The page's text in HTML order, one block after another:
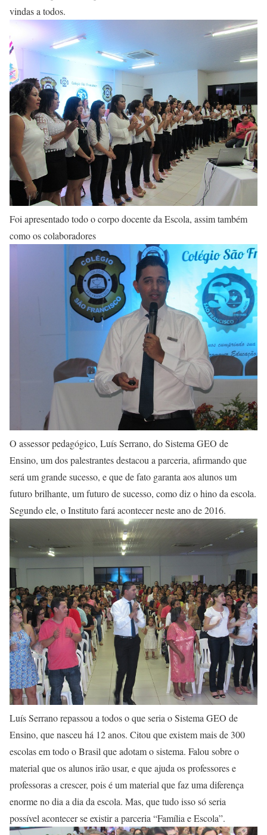
vindas a todos.
Foi apresentado todo o corpo docente da Escola, assim também
como os colaboradores
O assessor pedagógico, Luís Serrano, do Sistema GEO de
Ensino, um dos palestrantes destacou a parceria, afirmando que
será um grande sucesso, e que de fato garanta aos alunos um
futuro brilhante, um futuro de sucesso, como diz o hino da escola.
Segundo ele, o Instituto fará acontecer neste ano de 2016.
Luís Serrano repassou a todos o que seria o Sistema GEO de
Ensino, que nasceu há 12 anos. Citou que existem mais de 300
escolas em todo o Brasil que adotam o sistema. Falou sobre o
material que os alunos irão usar, e que ajuda os professores e
professoras a crescer, pois é um material que faz uma diferença
enorme no dia a dia da escola. Mas, que tudo isso só seria
possível acontecer se existir a parceria “Família e Escola”.